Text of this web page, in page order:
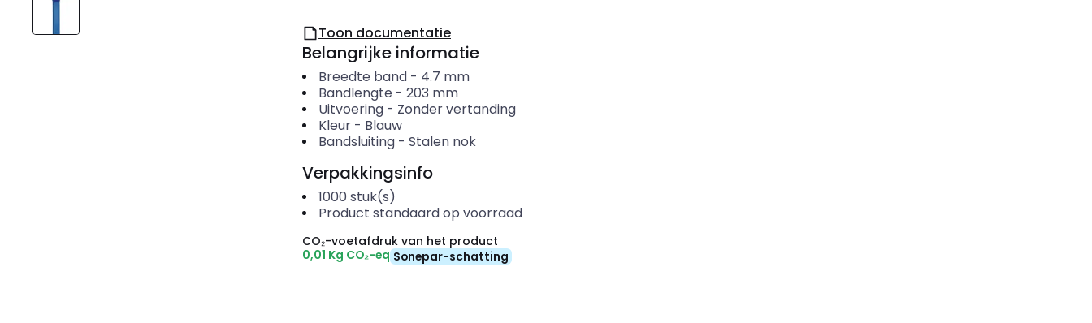
Toon documentatie
Belangrijke informatie
Breedte band- 4.7 mm
Bandlengte - 203 mm
Uitvoering- Zonder vertanding
Kleur- Blauw
Bandsluiting- Stalen nok
Verpakkingsinfo
1000 stuk(s)
Product standaard op voorraad
CO₂-voetafdruk van het product
0,01 Kg CO₂-eq Sonepar-schatting